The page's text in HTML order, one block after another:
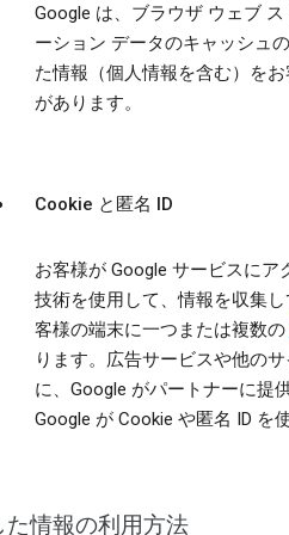
Google は、ブラウザ ウェブ
ーション データのキャッシュ
た情報（個人情報を含む）を
があります。
Cookie と匿名 ID
お客様が Google サービスに
技術を使用して、情報を収集
客様の端末に一つまたは複数の
ります。広告サービスや他の
に、Google がパートナーに提
Google が Cookie や匿名 ID を
た情報の利用方法